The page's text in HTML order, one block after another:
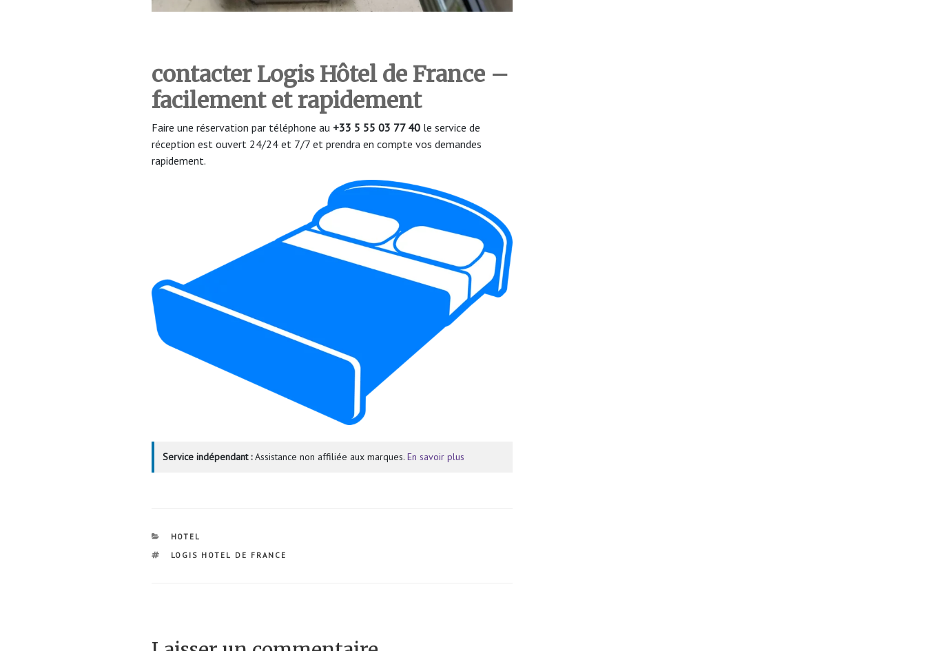
contacter Logis Hôtel de France –
facilement et rapidement
Faire une réservation par téléphone au +33 5 55 03 77 40 le service de
réception est ouvert 24/24 et 7/7 et prendra en compte vos demandes
rapidement.
Service indépendant :Assistance non affiliée aux marques. En savoir plus
CATÉGORIES
HOTEL
ÉTIQUETTES
LOGIS HOTEL DE FRANCE